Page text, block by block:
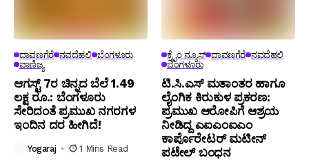
ದಾವಣಗೆರೆ ನವದೆಹಲಿ ಬೆಂಗಳೂರು
ವಾಣಿಜ್ಯ
ಆಗಸ್ಟ್ 7ರ ಚಿನ್ನದ ಬೆಲೆ 1.49
ಲಕ್ಷ ರೂ.: ಬೆಂಗಳೂರು
ಸೇರಿದಂತೆ ಪ್ರಮುಖ ನಗರಗಳ
ಇಂದಿನ ದರ ಹೀಗಿದೆ!
Yogaraj 1 Mins Read
ಕ್ರೈಂ ನ್ಯೂಸ್ ದಾವಣಗೆರೆ ನವದೆಹಲಿ
ಬೆಂಗಳೂರು
ಟಿ.ಸಿ.ಎಸ್ ಮತಾಂತರ ಹಾಗೂ
ಲೈಂಗಿಕ ಕಿರುಕುಳ ಪ್ರಕರಣ:
ಪ್ರಮುಖ ಆರೋಪಿಗೆ ಆಶ್ರಯ
ನೀಡಿದ್ದ ಎಐಎಂಐಎಂ
ಕಾರ್ಪೊರೇಟರ್ ಮಟೀನ್
ಪಟೇಲ್ ಬಂಧನ